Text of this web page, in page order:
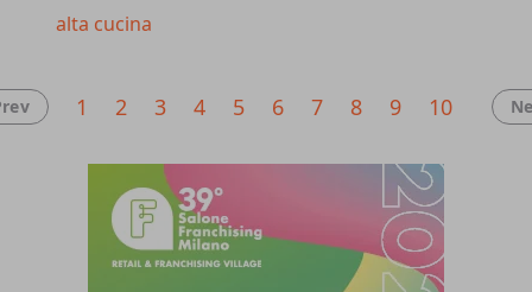
alta cucina
1 2 3 4 5 6 7 8 9 10